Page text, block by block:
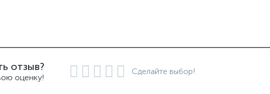
отзыв?
оценку!
Сделайте выбор!